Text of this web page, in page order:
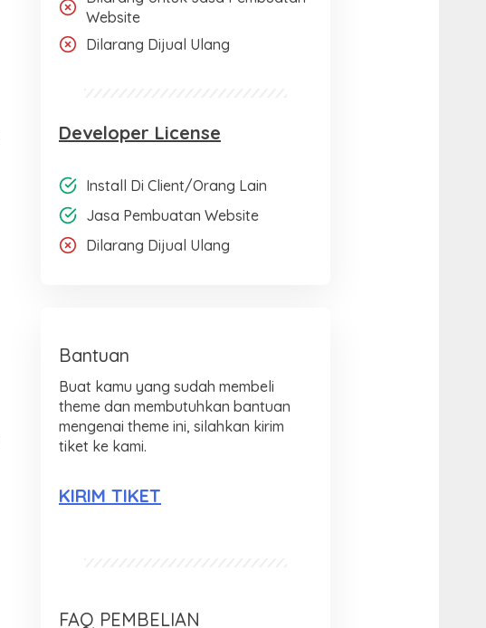
Website
Dilarang Dijual Ulang
Developer License
Install Di Client/Orang Lain
Jasa Pembuatan Website
Dilarang Dijual Ulang
Bantuan
Buat kamu yang sudah membeli
theme dan membutuhkan bantuan
mengenai theme ini, silahkan kirim
tiket ke kami.
KIRIM TIKET
FAQ PEMBELIAN